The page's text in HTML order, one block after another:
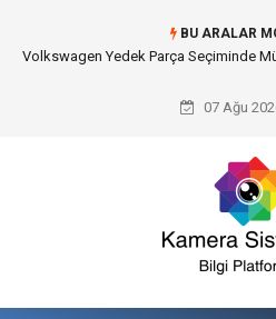
BU ARALAR
Düğün Fotoğrafçısı Seçimiyle Geleceğe
07 Ağu